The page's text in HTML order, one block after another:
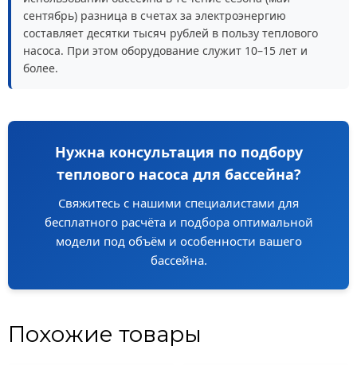
сентябрь) разница в счетах за электроэнергию
составляет десятки тысяч рублей в пользу теплового
насоса. При этом оборудование служит 10–15 лет и
более.
Нужна консультация по подбору
теплового насоса для бассейна?
Свяжитесь с нашими специалистами для
бесплатного расчёта и подбора оптимальной
модели под объём и особенности вашего
бассейна.
Похожие товары